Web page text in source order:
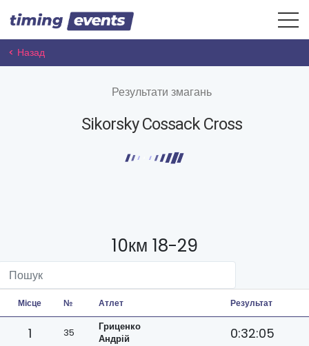
< Назад
Результати змагань
Sikorsky Cossack Cross
10км 18-29
Місце № Атлет Результат
1 35
Гриценко
Андрій
0:32:05